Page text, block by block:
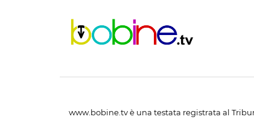
www.bobine.tv è una testata registrata al